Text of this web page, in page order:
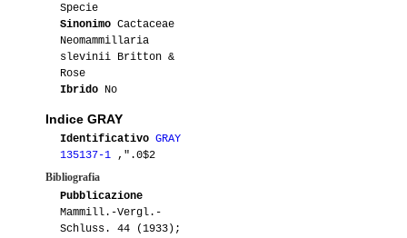
Specie
Sinonimo Cactaceae
Neomammillaria
slevinii Britton &
Rose
Ibrido No
Indice GRAY
Identificativo GRAY
135137-1 ,".0$2
Bibliografia
Pubblicazione
Mammill.-Vergl.-
Schluss. 44 (1933);